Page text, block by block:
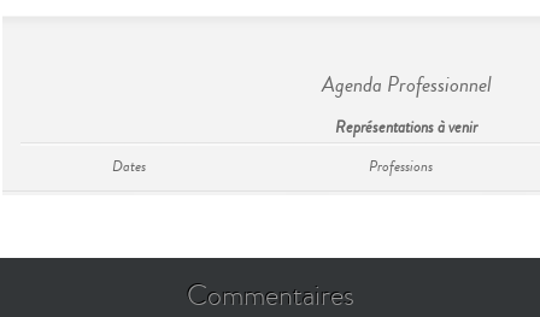
Agenda Professionnel
Représentations à venir
Dates Professions
Commentaires